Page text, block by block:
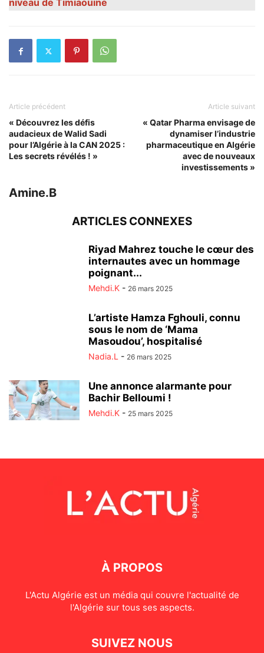
niveau de Timiaouine
Article précédent
« Découvrez les défis
audacieux de Walid Sadi
pour l’Algérie à la CAN 2025 :
Les secrets révélés ! »
Article suivant
« Qatar Pharma envisage de
dynamiser l’industrie
pharmaceutique en Algérie
avec de nouveaux
investissements »
Amine.B
ARTICLES CONNEXES
Riyad Mahrez touche le cœur des
internautes avec un hommage
poignant...
Mehdi.K - 26 mars 2025
L’artiste Hamza Fghouli, connu
sous le nom de ‘Mama
Masoudou’, hospitalisé
Nadia.L - 26 mars 2025
Une annonce alarmante pour
Bachir Belloumi !
Mehdi.K - 25 mars 2025
À PROPOS
L'Actu Algérie est un média qui couvre l'actualité de
l'Algérie sur tous ses aspects.
SUIVEZ NOUS